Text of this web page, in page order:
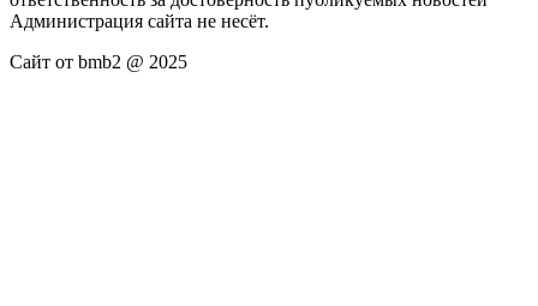
Администрация сайта не несёт.
Сайт от bmb2 @ 2025